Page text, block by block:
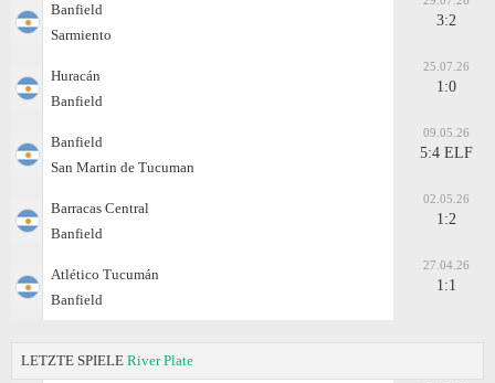
Banfield
Sarmiento
3:2
Huracán
Banfield
25.07.26
1:0
Banfield
San Martin de Tucuman
09.05.26
5:4 ELF
Barracas Central
Banfield
02.05.26
1:2
Atlético Tucumán
Banfield
27.04.26
1:1
LETZTE SPIELE River Plate